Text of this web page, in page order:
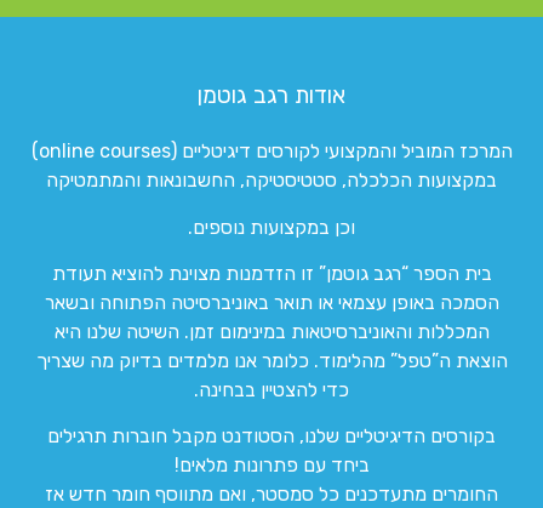
אודות רגב גוטמן
המרכז המוביל והמקצועי לקורסים דיגיטליים (online courses)
במקצועות הכלכלה, סטטיסטיקה, החשבונאות והמתמטיקה
וכן במקצועות נוספים.
בית הספר “רגב גוטמן” זו הזדמנות מצוינת להוציא תעודת
הסמכה באופן עצמאי או תואר באוניברסיטה הפתוחה ובשאר
המכללות והאוניברסיטאות במינימום זמן. השיטה שלנו היא
הוצאת ה”טפל” מהלימוד. כלומר אנו מלמדים בדיוק מה שצריך
כדי להצטיין בבחינה.
בקורסים הדיגיטליים שלנו, הסטודנט מקבל חוברות תרגילים
ביחד עם פתרונות מלאים!
החומרים מתעדכנים כל סמסטר, ואם מתווסף חומר חדש אז